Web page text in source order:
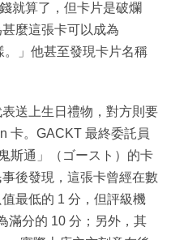
就算了，但卡片是破爛
麼這張卡可以成為
」他甚至發現卡片名稱
送上生日禮物，對方則要
卡。GACKT 最終委託員
斯通」（ゴースト）的卡
後發現，這張卡曾經在數
最低的 1 分，但評級機
滿分的 10 分；另外，其